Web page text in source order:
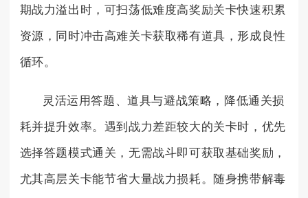
期战力溢出时，可扫荡低难度高奖励关卡快速积累
资源，同时冲击高难关卡获取稀有道具，形成良性
循环。
灵活运用答题、道具与避战策略，降低通关损
耗并提升效率。遇到战力差距较大的关卡时，优先
选择答题模式通关，无需战斗即可获取基础奖励，
尤其高层关卡能节省大量战力损耗。随身携带解毒